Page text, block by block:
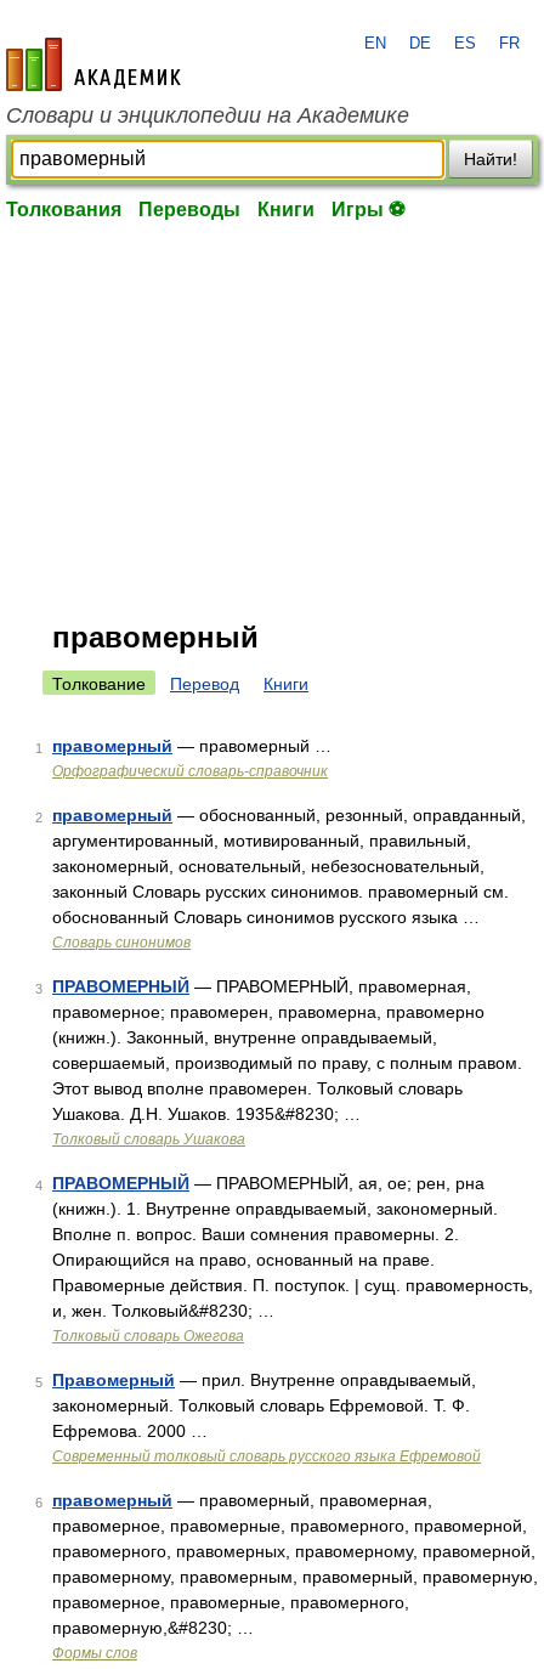
academic.ru
EN DE ES FR
Словари и энциклопедии на Академике
Найти!
Толкования Переводы Книги Игры ⚽
правомерный
Толкование Перевод Книги
1 правомерный — правомерный …
Орфографический словарь-справочник
2 правомерный — обоснованный, резонный, оправданный,
аргументированный, мотивированный, правильный,
закономерный, основательный, небезосновательный,
законный Словарь русских синонимов. правомерный см.
обоснованный Словарь синонимов русского языка …
Словарь синонимов
3 ПРАВОМЕРНЫЙ — ПРАВОМЕРНЫЙ, правомерная,
правомерное; правомерен, правомерна, правомерно
(книжн.). Законный, внутренне оправдываемый,
совершаемый, производимый по праву, с полным правом.
Этот вывод вполне правомерен. Толковый словарь
Ушакова. Д.Н. Ушаков. 1935&#8230; …
Толковый словарь Ушакова
4 ПРАВОМЕРНЫЙ — ПРАВОМЕРНЫЙ, ая, ое; рен, рна
(книжн.). 1. Внутренне оправдываемый, закономерный.
Вполне п. вопрос. Ваши сомнения правомерны. 2.
Опирающийся на право, основанный на праве.
Правомерные действия. П. поступок. | сущ. правомерность,
и, жен. Толковый&#8230; …
Толковый словарь Ожегова
5 Правомерный — прил. Внутренне оправдываемый,
закономерный. Толковый словарь Ефремовой. Т. Ф.
Ефремова. 2000 …
Современный толковый словарь русского языка Ефремовой
6 правомерный — правомерный, правомерная,
правомерное, правомерные, правомерного, правомерной,
правомерного, правомерных, правомерному, правомерной,
правомерному, правомерным, правомерный, правомерную,
правомерное, правомерные, правомерного,
правомерную,&#8230; …
Формы слов